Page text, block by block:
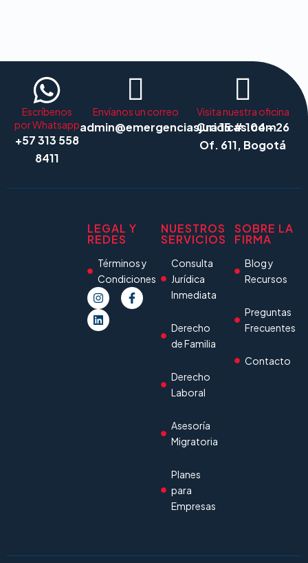
Escríbenos
por Whatsapp
+57 313 558
8411
Envíanos un correo
admin@emergenciasjuridicas.com
Visita nuestra oficina
Cra 15 # 104 - 26
Of. 611, Bogotá
LEGAL Y
REDES
Términos y
Condiciones
NUESTROS
SERVICIOS
Consulta
Jurídica
Inmediata
Derecho
de Familia
Derecho
Laboral
Asesoría
Migratoria
Planes
para
Empresas
SOBRE LA
FIRMA
Blog y
Recursos
Preguntas
Frecuentes
Contacto